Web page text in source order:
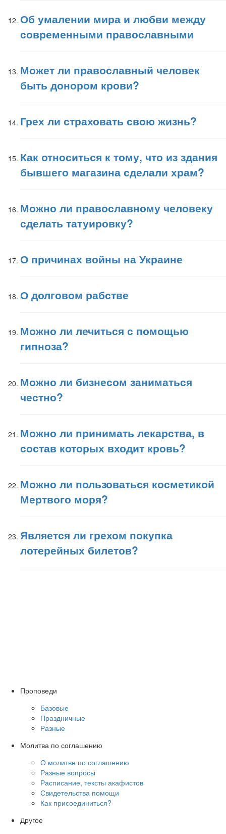
Об умалении мира и любви между
современными православными
Может ли православный человек
быть донором крови?
Грех ли страховать свою жизнь?
Как относиться к тому, что из здания
бывшего магазина сделали храм?
Можно ли православному человеку
сделать татуировку?
О причинах войны на Украине
О долговом рабстве
Можно ли лечиться с помощью
гипноза?
Можно ли бизнесом заниматься
честно?
Можно ли принимать лекарства, в
состав которых входит кровь?
Можно ли пользоваться косметикой
Мертвого моря?
Является ли грехом покупка
лотерейных билетов?
Проповеди
Базовые
Праздничные
Разные
Молитва по соглашению
О молитве по соглашению
Разные вопросы
Расписание, тексты акафистов
Свидетельства помощи
Как присоединиться?
Другое